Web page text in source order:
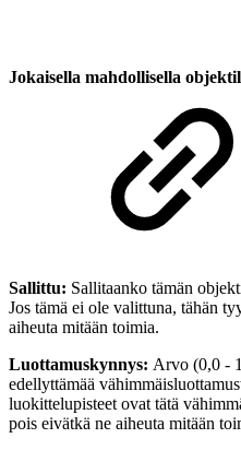
Jokaisella mahdollisella
Sallittu: Sallitaanko tämän
Jos tämä ei ole valittuna, tähän
aiheuta mitään toimia.
Luottamuskynnys: Arvo (0,0 -
edellyttämää
luokittelupisteet ovat tätä
pois eivätkä ne aiheuta mitään